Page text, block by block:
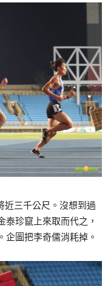
近三千公尺。沒想到過
泰珍竄上來取而代之，
企圖把李奇儒消耗掉。